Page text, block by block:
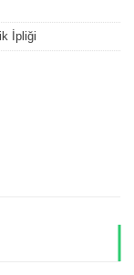
İpliği